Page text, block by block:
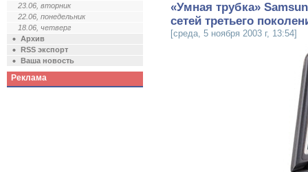
23.06, вторник
22.06, понедельник
18.06, четверг
Архив
RSS экспорт
Ваша новость
Реклама
«Умная трубка»
сетей третьего
[среда, 5 ноября 2003 г, 13:54]